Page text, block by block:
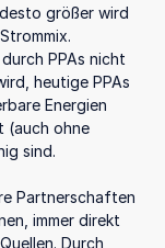
größer wird
PPAs nicht
heutige PPAs
Energien
(auch ohne
sind.
Partnerschaften
immer direkt
Durch